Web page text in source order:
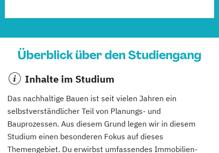
Überblick über den Studiengang
Inhalte im Studium
Das nachhaltige Bauen ist seit vielen Jahren ein
selbstverständlicher Teil von Planungs- und
Bauprozessen. Aus diesem Grund legen wir in diesem
Studium einen besonderen Fokus auf dieses
Themengebiet. Du erwirbst umfassendes Immobilien-